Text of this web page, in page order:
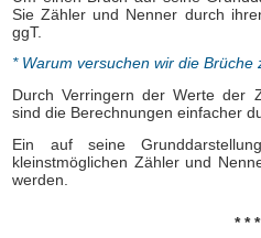
Sie Zähler und Nenner durch
ggT.
* Warum versuchen wir die Brüche
Durch Verringern der Werte der
sind die Berechnungen einfacher
Ein auf seine
kleinstmöglichen Zähler und
werden.
* * *